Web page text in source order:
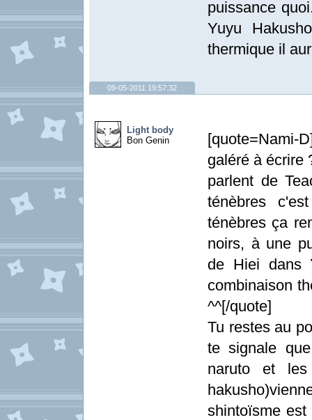
puissance
Yuyu
thermique il
09-05-2011 19:57:32
Light body
Bon Genin
[quote=Nami-
galéré à écrire
parlent de
ténèbres
ténèbres ça
noirs, à une
de Hiei dans
combinaison
^^[/quote]
Tu restes
te signale
naruto et